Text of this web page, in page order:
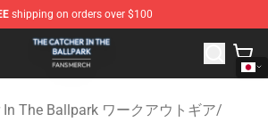
shipping on orders over $100
The Ballpark Shop - Official The Catcher
In The Ballpark ワークアウトギア/